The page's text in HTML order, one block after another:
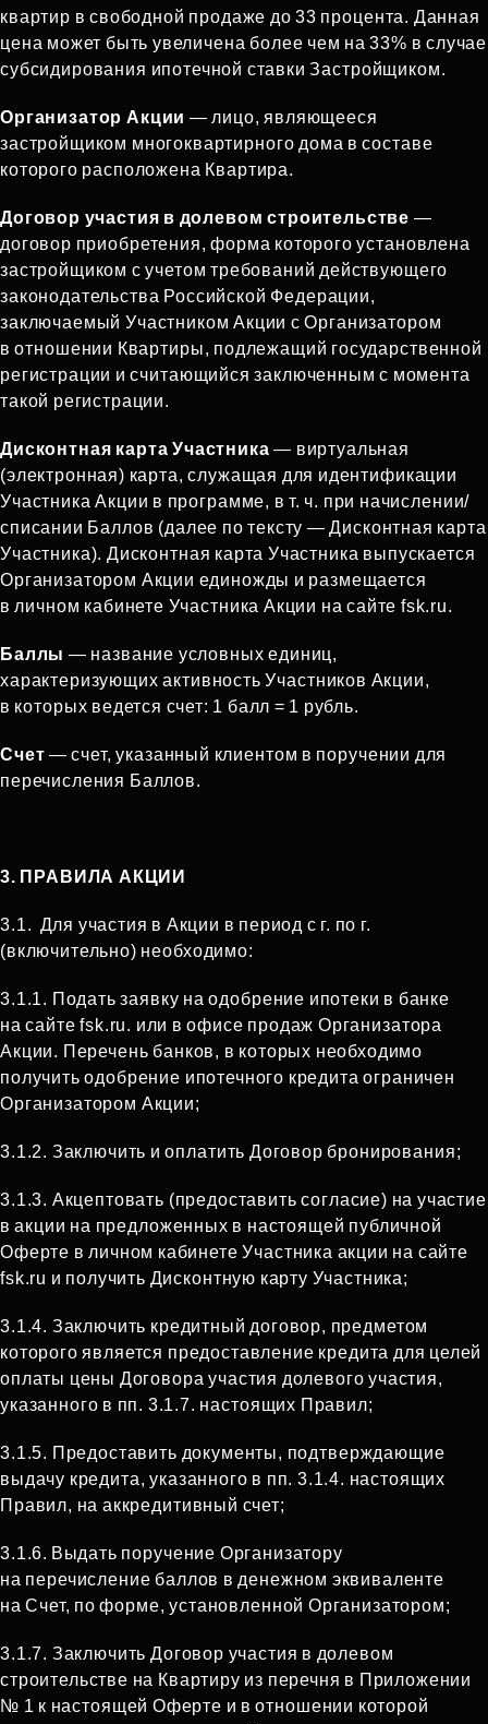
квартир в свободной продаже до 33 процента. Данная
цена может быть увеличена более чем на 33% в случае
субсидирования ипотечной ставки Застройщиком.
Организатор Акции — лицо, являющееся
застройщиком многоквартирного дома в составе
которого расположена Квартира.
Договор участия в долевом строительстве —
договор приобретения, форма которого установлена
застройщиком с учетом требований действующего
законодательства Российской Федерации,
заключаемый Участником Акции с Организатором
в отношении Квартиры, подлежащий государственной
регистрации и считающийся заключенным с момента
такой регистрации.
Дисконтная карта Участника — виртуальная
(электронная) карта, служащая для идентификации
Участника Акции в программе, в т. ч. при начислении/
списании Баллов (далее по тексту — Дисконтная карта
Участника). Дисконтная карта Участника выпускается
Организатором Акции единожды и размещается
в личном кабинете Участника Акции на сайте fsk.ru.
Баллы — название условных единиц,
характеризующих активность Участников Акции,
в которых ведется счет: 1 балл = 1 рубль.
Счет — счет, указанный клиентом в поручении для
перечисления Баллов.
3. ПРАВИЛА АКЦИИ
3.1. Для участия в Акции в период с г. по г.
(включительно) необходимо:
3.1.1. Подать заявку на одобрение ипотеки в банке
на сайте fsk.ru. или в офисе продаж Организатора
Акции. Перечень банков, в которых необходимо
получить одобрение ипотечного кредита ограничен
Организатором Акции;
3.1.2. Заключить и оплатить Договор бронирования;
3.1.3. Акцептовать (предоставить согласие) на участие
в акции на предложенных в настоящей публичной
Оферте в личном кабинете Участника акции на сайте
fsk.ru и получить Дисконтную карту Участника;
3.1.4. Заключить кредитный договор, предметом
которого является предоставление кредита для целей
оплаты цены Договора участия долевого участия,
указанного в пп. 3.1.7. настоящих Правил;
3.1.5. Предоставить документы, подтверждающие
выдачу кредита, указанного в пп. 3.1.4. настоящих
Правил, на аккредитивный счет;
3.1.6. Выдать поручение Организатору
на перечисление баллов в денежном эквиваленте
на Счет, по форме, установленной Организатором;
3.1.7. Заключить Договор участия в долевом
строительстве на Квартиру из перечня в Приложении
№ 1 к настоящей Оферте и в отношении которой